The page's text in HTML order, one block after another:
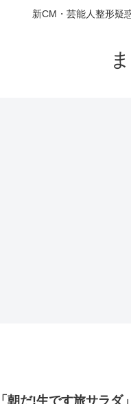
新CM・芸能人整形疑
「朝だ!生です旅サラダ